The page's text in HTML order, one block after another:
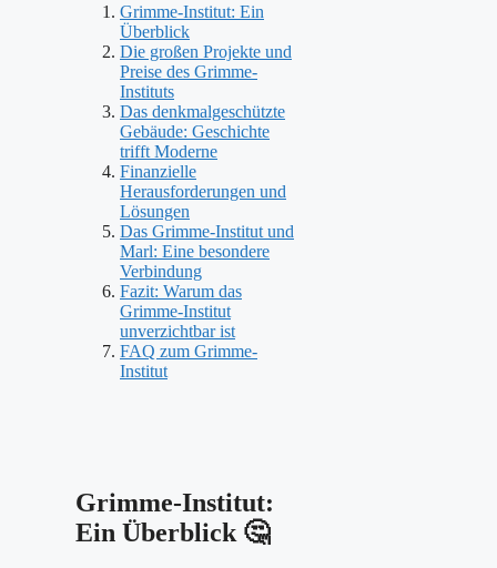
Grimme-Institut: Ein
Überblick
Die großen Projekte und
Preise des Grimme-
Instituts
Das denkmalgeschützte
Gebäude: Geschichte
trifft Moderne
Finanzielle
Herausforderungen und
Lösungen
Das Grimme-Institut und
Marl: Eine besondere
Verbindung
Fazit: Warum das
Grimme-Institut
unverzichtbar ist
FAQ zum Grimme-
Institut
Grimme-Institut:
Ein Überblick 🤔